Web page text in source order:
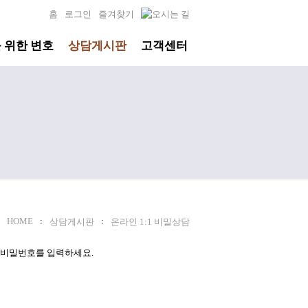
홈 로그인 즐겨찾기
위한 변호 상담게시판 고객센터
HOME : 상담게시판 : 온라인 1:1 비밀상담
밀번호를 입력하세요.